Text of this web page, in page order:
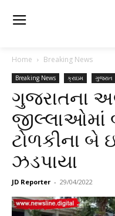
Home Breaking News
Breaking News ક્રાઇમ ગુજરાત
ગુજરાતના
જીલ્લાઓમાં
ટોળકીના બે
ઝડપાયા
JD Reporter - 29/04/2022